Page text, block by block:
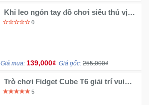
Khỉ leo ngón tay đồ chơi siêu thú vị
MB575 0
Giá mua: 139,000₫ Giá gốc: 255,000₫
Trò chơi Fidget Cube T6 giải trí vui
nhộn
5